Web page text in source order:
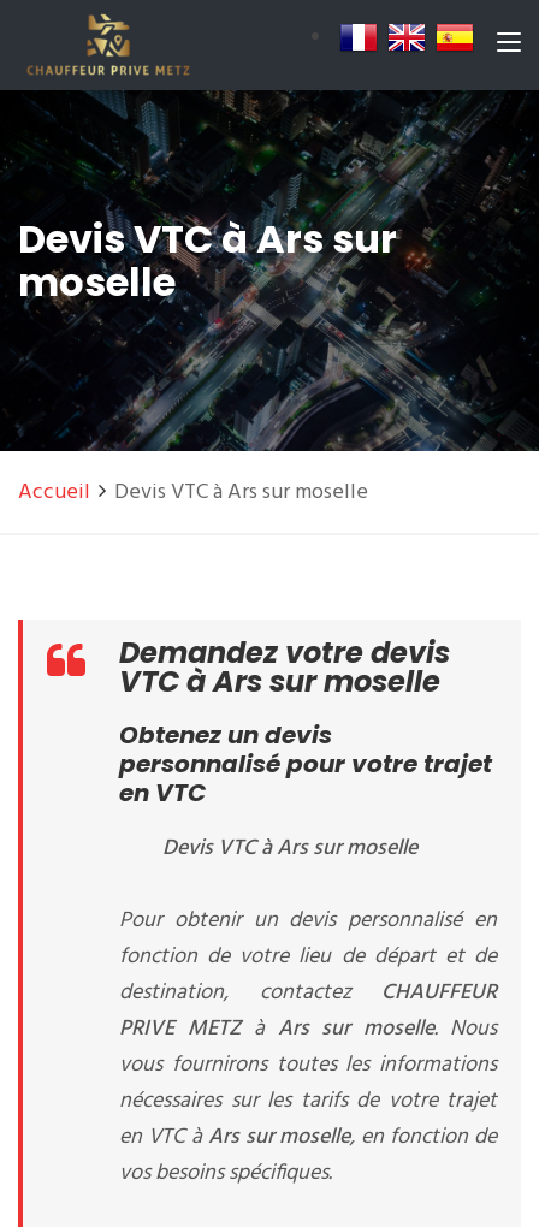
Devis VTC à Ars sur
moselle
Accueil Devis VTC à Ars sur moselle
Demandez votre devis
VTC à Ars sur moselle
Obtenez un devis
personnalisé pour votre trajet
en VTC
Devis VTC à Ars sur moselle
Pour obtenir un devis personnalisé en
fonction de votre lieu de départ et de
destination, contactez CHAUFFEUR
PRIVE METZ à Ars sur moselle. Nous
vous fournirons toutes les informations
nécessaires sur les tarifs de votre trajet
en VTC àArs sur moselle, en fonction de
vos besoins spécifiques.